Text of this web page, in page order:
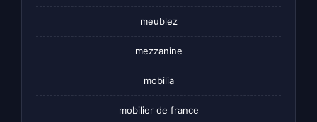
meublez
mezzanine
mobilia
mobilier de france